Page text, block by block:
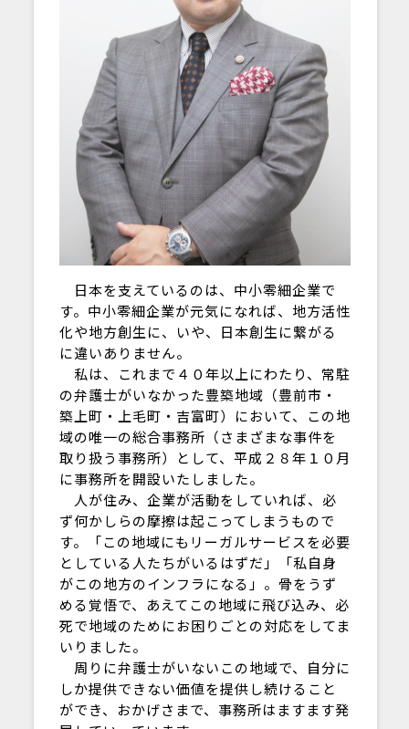
日本を支えているのは、中小零細企業で
す。中小零細企業が元気になれば、地方活性
化や地方創生に、いや、日本創生に繋がる
に違いありません。
私は、これまで４０年以上にわたり、常駐
の弁護士がいなかった豊築地域（豊前市・
築上町・上毛町・吉富町）において、この地
域の唯一の総合事務所（さまざまな事件を
取り扱う事務所）として、平成２８年１０月
に事務所を開設いたしました。
人が住み、企業が活動をしていれば、必
ず何かしらの摩擦は起こってしまうもので
す。「この地域にもリーガルサービスを必要
としている人たちがいるはずだ」「私自身
がこの地方のインフラになる」。骨をうず
める覚悟で、あえてこの地域に飛び込み、必
死で地域のためにお困りごとの対応をしてま
いりました。
周りに弁護士がいないこの地域で、自分に
しか提供できない価値を提供し続けること
ができ、おかげさまで、事務所はますます発